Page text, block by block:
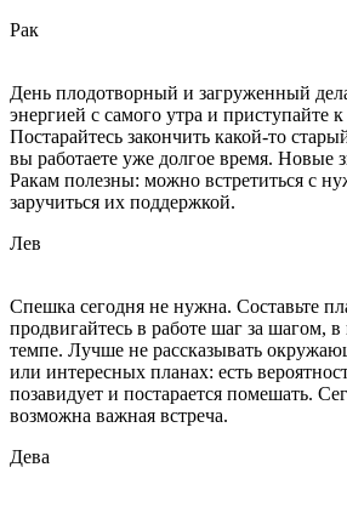
Рак
День плодотворный и загруженный
энергией с самого утра и приступайте к
Постарайтесь закончить какой-то
вы работаете уже долгое время. Новые
Ракам полезны: можно встретиться с
заручиться их поддержкой.
Лев
Спешка сегодня не нужна. Составьте
продвигайтесь в работе шаг за шагом,
темпе. Лучше не рассказывать
или интересных планах: есть
позавидует и постарается помешать.
возможна важная встреча.
Дева